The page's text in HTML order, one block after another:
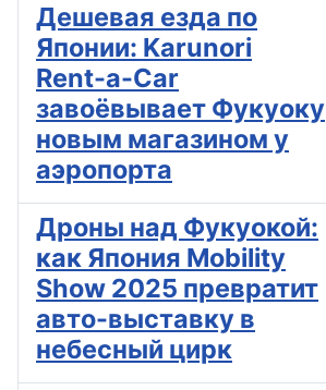
Дешевая езда по
Японии: Karunori
Rent-a-Car
завоёвывает Фукуоку
новым магазином у
аэропорта
Дроны над Фукуокой:
как Япония Mobility
Show 2025 превратит
авто-выставку в
небесный цирк